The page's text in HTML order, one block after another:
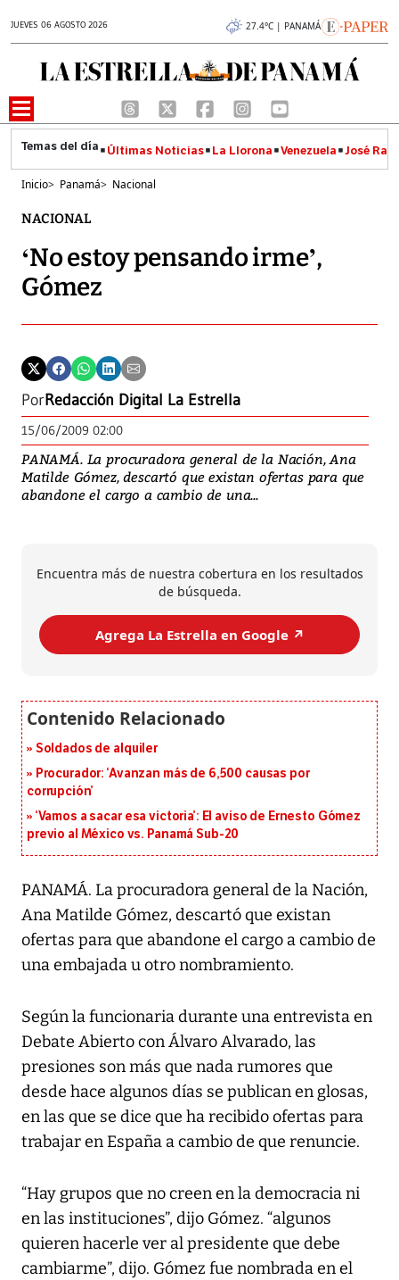
JUEVES 06 AGOSTO 2026 27.4°C | PANAMÁ
Últimas Noticias La Llorona Venezuela José
Inicio> Panamá> Nacional
NACIONAL
‘No estoy pensando irme’,
Gómez
PorRedacción Digital La Estrella
15/06/2009 02:00
PANAMÁ. La procuradora general de la Nación, Ana
Matilde Gómez, descartó que existan ofertas para que
abandone el cargo a cambio de una...
Encuentra más de nuestra cobertura en los resultados
de búsqueda.
Agrega La Estrella en Google ↗️
Soldados de alquiler
Procurador: ‘Avanzan más de 6,500 causas por
corrupción’
‘Vamos a sacar esa victoria’: El aviso de Ernesto Gómez
previo al México vs. Panamá Sub-20
PANAMÁ. La procuradora general de la Nación,
Ana Matilde Gómez, descartó que existan
ofertas para que abandone el cargo a cambio de
una embajada u otro nombramiento.
Según la funcionaria durante una entrevista en
Debate Abierto con Álvaro Alvarado, las
presiones son más que nada rumores que
desde hace algunos días se publican en glosas,
en las que se dice que ha recibido ofertas para
trabajar en España a cambio de que renuncie.
“Hay grupos que no creen en la democracia ni
en las instituciones”, dijo Gómez. “algunos
quieren hacerle ver al presidente que debe
cambiarme”, dijo. Gómez fue nombrada en el